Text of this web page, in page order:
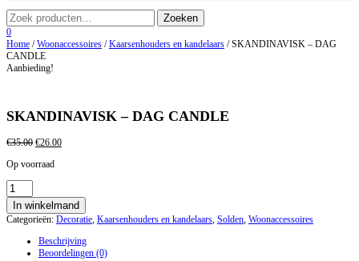
0
Home /Woonaccessoires /Kaarsenhouders en kandelaars / SKANDINAVISK – DAG
CANDLE
Aanbieding!
SKANDINAVISK – DAG CANDLE
€35.00 €26.00
Op voorraad
SKANDINAVISK
-
DAG
CANDLE
In winkelmand
Categorieën: Decoratie, Kaarsenhouders en kandelaars, Solden, Woonaccessoires
Beschrijving
Beoordelingen (0)